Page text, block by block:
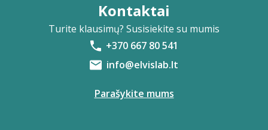
Kontaktai
Turite klausimų? Susisiekite su mumis
+370 667 80 541
info@elvislab.lt
Parašykite mums